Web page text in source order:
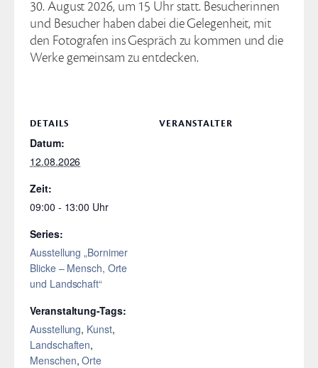
30. August 2026, um 15 Uhr statt. Besucherinnen
und Besucher haben dabei die Gelegenheit, mit
den Fotografen ins Gespräch zu kommen und die
Werke gemeinsam zu entdecken.
DETAILS
Datum:
12.08.2026
Zeit:
09:00 - 13:00
Series:
Ausstellung „Bornimer
Blicke – Mensch, Orte
und Landschaft“
Veranstaltung-Tags:
Ausstellung, Kunst,
Landschaften,
Menschen,Orte
VERANSTALTER